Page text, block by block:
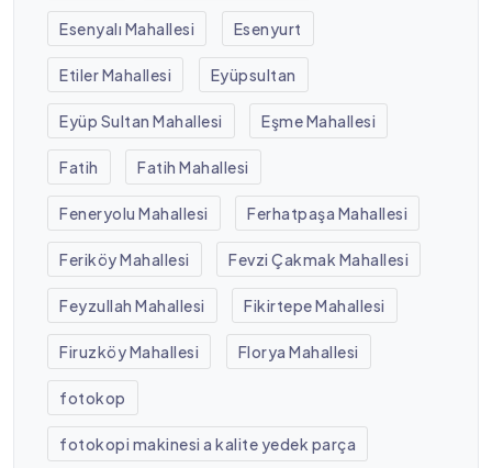
Esenyalı Mahallesi Esenyurt
Etiler Mahallesi Eyüpsultan
Eyüp Sultan Mahallesi Eşme Mahallesi
Fatih Fatih Mahallesi
Feneryolu Mahallesi Ferhatpaşa Mahallesi
Feriköy Mahallesi Fevzi Çakmak Mahallesi
Feyzullah Mahallesi Fikirtepe Mahallesi
Firuzköy Mahallesi Florya Mahallesi
fotokop
fotokopi makinesi a kalite yedek parça